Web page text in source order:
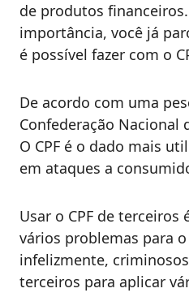
de produtos
importância, você já
é possível fazer com o
De acordo com uma
Confederação Nacional
O CPF é o dado mais
em ataques a
Usar o CPF de terceiros
vários problemas para
infelizmente,
terceiros para aplicar